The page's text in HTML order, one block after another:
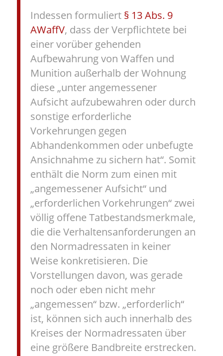
Indessen formuliert § 13 Abs. 9
AWaffV, dass der Verpflichtete bei
einer vorüber gehenden
Aufbewahrung von Waffen und
Munition außerhalb der Wohnung
diese „unter angemessener
Aufsicht aufzubewahren oder durch
sonstige erforderliche
Vorkehrungen gegen
Abhandenkommen oder unbefugte
Ansichnahme zu sichern hat“. Somit
enthält die Norm zum einen mit
„angemessener Aufsicht“ und
„erforderlichen Vorkehrungen“ zwei
völlig offene Tatbestandsmerkmale,
die die Verhaltensanforderungen an
den Normadressaten in keiner
Weise konkretisieren. Die
Vorstellungen davon, was gerade
noch oder eben nicht mehr
„angemessen“ bzw. „erforderlich“
ist, können sich auch innerhalb des
Kreises der Normadressaten über
eine größere Bandbreite erstrecken.